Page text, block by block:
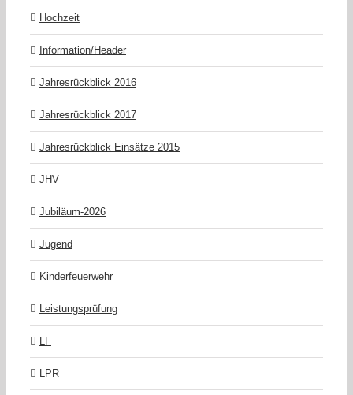
Hochzeit
Information/Header
Jahresrückblick 2016
Jahresrückblick 2017
Jahresrückblick Einsätze 2015
JHV
Jubiläum-2026
Jugend
Kinderfeuerwehr
Leistungsprüfung
LF
LPR